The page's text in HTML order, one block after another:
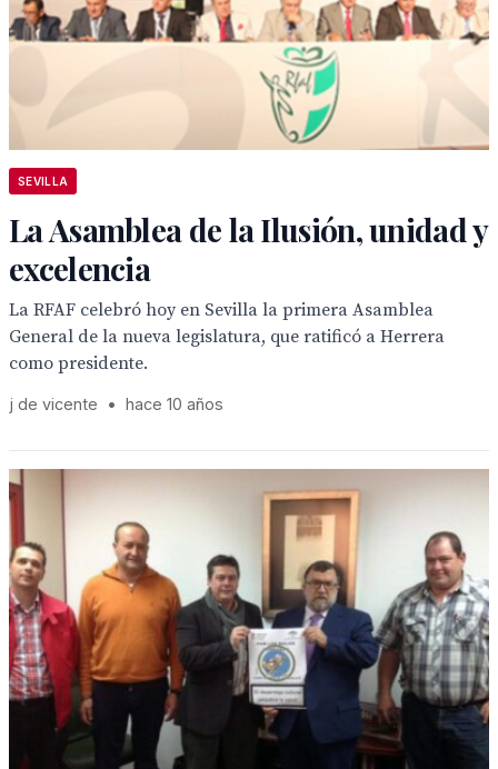
SEVILLA
La Asamblea de la Ilusión, unidad y
excelencia
La RFAF celebró hoy en Sevilla la primera Asamblea
General de la nueva legislatura, que ratificó a Herrera
como presidente.
j de vicente • hace 10 años